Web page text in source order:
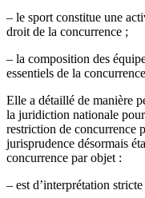
– le sport constitue une
droit de la concurrence ;
– la composition des
essentiels de la
Elle a détaillé de manière
la juridiction nationale
restriction de concurrence
jurisprudence désormais
concurrence par objet :
– est d’interprétation stricte